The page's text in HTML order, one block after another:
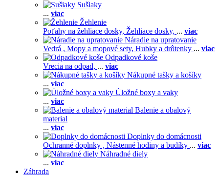
Sušiaky
... viac
Žehlenie
Poťahy na žehliace dosky, Žehliace dosky, ... viac
Náradie na upratovanie
Vedrá , Mopy a mopové sety, Hubky a drôtenky ... viac
Odpadkové koše
Vrecia na odpad, ... viac
Nákupné tašky a košíky
... viac
Úložné boxy a vaky
... viac
Balenie a obalový
material
... viac
Doplnky do domácnosti
Ochranné doplnky , Nástenné hodiny a budíky ... viac
Náhradné diely
... viac
Záhrada